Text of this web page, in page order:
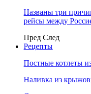
Названы три
рейсы между
Пред След
Рецепты
Постные котлеты
Наливка из